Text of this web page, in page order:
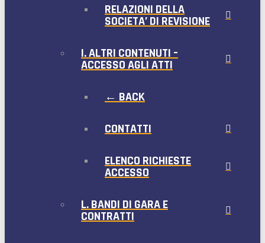
RELAZIONI DELLA
SOCIETA’ DI REVISIONE
I. ALTRI CONTENUTI –
ACCESSO AGLI ATTI
← BACK
CONTATTI
ELENCO RICHIESTE
ACCESSO
L. BANDI DI GARA E
CONTRATTI